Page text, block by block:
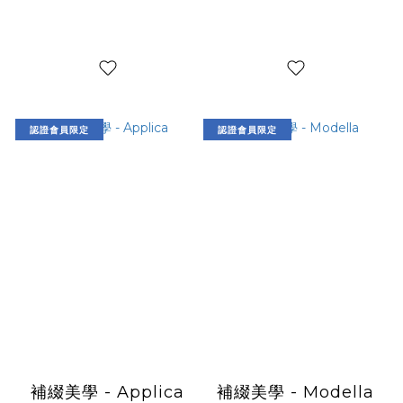
認證會員限定
補綴美學 - Applica
認證會員限定
補綴美學 - Modella